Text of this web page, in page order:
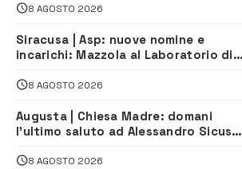
8 AGOSTO 2026
Siracusa | Asp: nuove nomine e
incarichi: Mazzola al Laboratorio di
Servizio Legale
8 AGOSTO 2026
Augusta | Chiesa Madre: domani
l’ultimo saluto ad Alessandro Sicuso,
8 AGOSTO 2026